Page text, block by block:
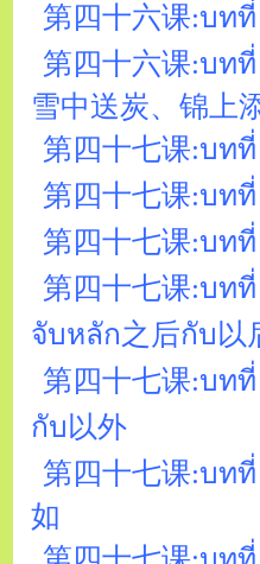
第四十六课:บท
第四十六课:บท
雪中送炭、锦上
第四十七课:บท
第四十七课:บท
第四十七课:บท
第四十七课:บท
จับหลัก之后กับ以
第四十七课:บท
กับ以外
第四十七课:บท
如